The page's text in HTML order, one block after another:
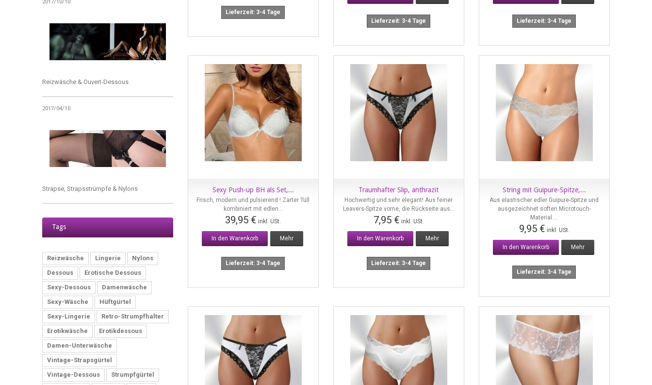
2017/10/10
Reizwäsche & Ouvert-Dessous
2017/04/10
Strapse, Strapsstrümpfe & Nylons
Straps- Wäscheklassiker für stilvolle Dessous
2017/10/13
Tags
Reizwäsche Lingerie
Nylons
Dessous
Erotische Dessous
Sexy-Dessous
Damenwäsche
Sexy-Wäsche
Hüftgürtel
Sexy-Lingerie
Retro-Strumpfhalter
Erotikwäsche
Erotikdessous
Damen-Unterwäsche
Vintage-Strapsgürtel
Vintage-Dessous
Strumpfgürtel
Lieferzeit: 3-4 Tage
Lieferzeit: 3-4 Tage Lieferzeit: 3-4 Tage
Vorschau
Sexy Push-up BH als Set,...
Frisch, modern und pulsierend ! Zarter Tüll
kombiniert mit edlen...
39,95 € inkl. USt.
In den Warenkorb Mehr
Lieferzeit: 3-4 Tage
Vorschau
Traumhafter Slip, anthrazit
Hochwertig und sehr elegant! Aus feiner
Leavers-Spitze vorne, die Rückseite aus...
7,95 € inkl. USt.
In den Warenkorb Mehr
Lieferzeit: 3-4 Tage
Vorschau
String mit Guipure-Spitze,...
Aus elastischer edler Guipure-Spitze und
ausgezeichnet soften Microtouch-
Material....
9,95 € inkl. USt.
In den Warenkorb Mehr
Lieferzeit: 3-4 Tage